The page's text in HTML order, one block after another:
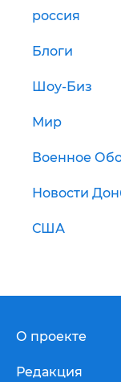
россия
Блоги
Шоу-Биз
Мир
Военное
Новости
США
О проекте
Редакция